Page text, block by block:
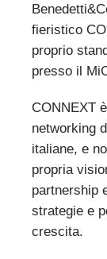
fieristico
proprio
presso il
CONNEXT
networking
italiane, e
propria
partnership
strategie e
crescita.